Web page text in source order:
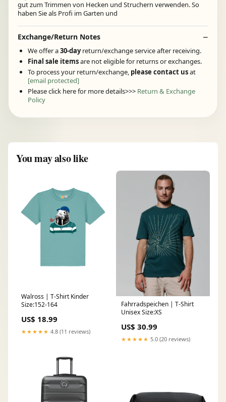
gut zum Trimmen von Hecken und Struchern verwenden. So
haben Sie als Profi im Garten und
Exchange/Return Notes
We offer a30-dayreturn/exchange service after receiving.
Final sale itemsare not eligible for returns or exchanges.
To process your return/exchange, please contact usat
[email protected]
Please click here for more details>>> Return & Exchange
Policy
You may also like
Walross | T-Shirt Kinder
Size:152-164
US$ 18.99
★★★★★ 4.8 (11 reviews)
Fahrradspeichen | T-Shirt
Unisex Size:XS
US$ 30.99
★★★★★ 5.0 (20 reviews)